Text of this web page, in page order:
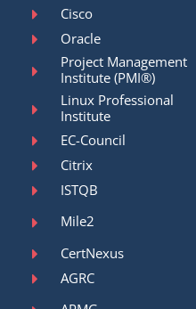
Cisco
Oracle
Project Management
Institute (PMI®)
Linux Professional
Institute
EC-Council
Citrix
ISTQB
Mile2
CertNexus
AGRC